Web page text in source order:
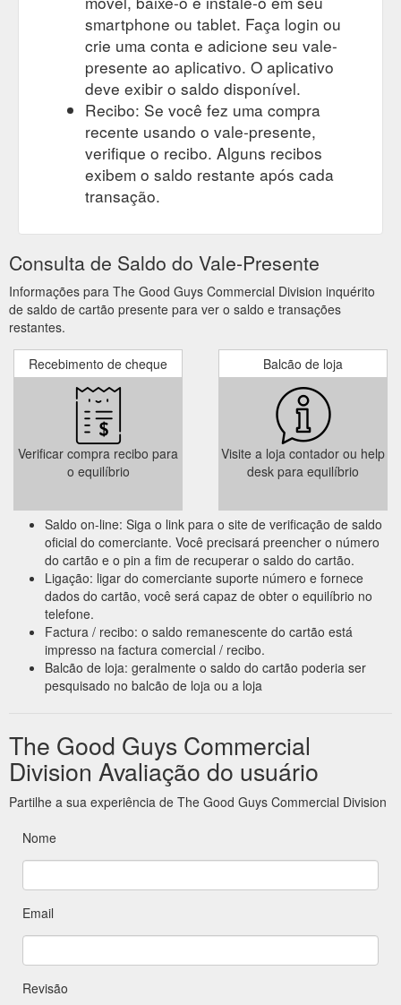
smartphone ou tablet. Faça login ou
crie uma conta e adicione seu vale-
presente ao aplicativo. O aplicativo
deve exibir o saldo disponível.
Recibo: Se você fez uma compra
recente usando o vale-presente,
verifique o recibo. Alguns recibos
exibem o saldo restante após cada
transação.
Consulta de Saldo do Vale-Presente
Informações para The Good Guys Commercial Division inquérito
de saldo de cartão presente para ver o saldo e transações
restantes.
Recebimento de cheque
Verificar compra recibo para
o equilíbrio
Balcão de loja
Visite a loja contador ou help
desk para equilíbrio
Saldo on-line: Siga o link para o site de verificação de saldo
oficial do comerciante. Você precisará preencher o número
do cartão e o pin a fim de recuperar o saldo do cartão.
Ligação: ligar do comerciante suporte número e fornece
dados do cartão, você será capaz de obter o equilíbrio no
telefone.
Factura / recibo: o saldo remanescente do cartão está
impresso na factura comercial / recibo.
Balcão de loja: geralmente o saldo do cartão poderia ser
pesquisado no balcão de loja ou a loja
The Good Guys Commercial
Division Avaliação do usuário
Partilhe a sua experiência de The Good Guys Commercial Division
Nome
Email
Revisão